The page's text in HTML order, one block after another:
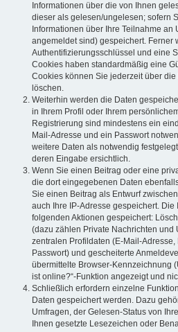
Informationen über die von Ihnen
dieser als gelesen/ungelesen; sofern
Informationen über Ihre Teilnahme an
angemeldet sind) gespeichert. Ferner
Authentifizierungsschlüssel und eine
Cookies haben standardmäßig eine
Cookies können Sie jederzeit über die
löschen.
Weiterhin werden die Daten
in Ihrem Profil oder Ihrem
Registrierung sind mindestens ein
Mail-Adresse und ein Passwort
weitere Daten als notwendig
deren Eingabe ersichtlich.
Wenn Sie einen Beitrag oder eine
die dort eingegebenen Daten
Sie einen Beitrag als Entwurf
auch Ihre IP-Adresse gespeichert.
folgenden Aktionen gespeichert:
(dazu zählen Private Nachrichten und
zentralen Profildaten (E-Mail-
Passwort) und gescheiterte
übermittelte Browser-Kennzeichnung
ist online?“-Funktion angezeigt und
Schließlich erfordern einzelne
Daten gespeichert werden. Dazu
Umfragen, der Gelesen-Status von
Ihnen gesetzte Lesezeichen oder